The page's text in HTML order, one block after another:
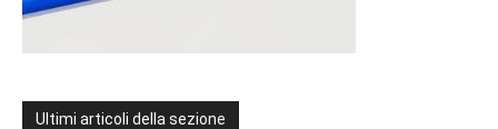
Ultimi articoli della sezione